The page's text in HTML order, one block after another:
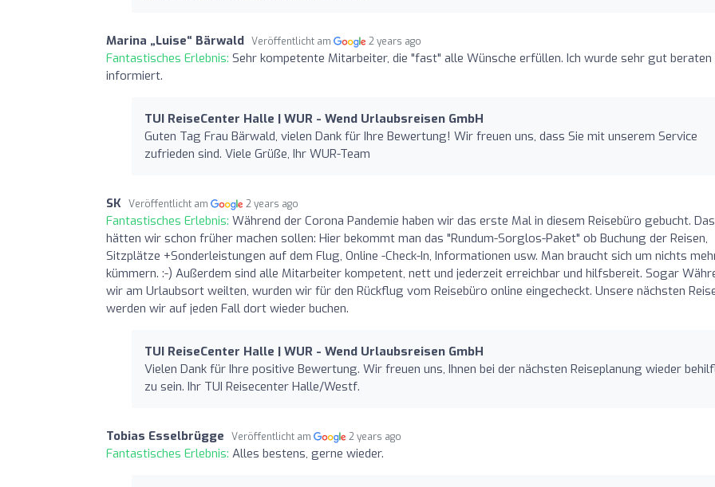
Marina „Luise“ Bärwald Veröffentlicht am 2 years ago
Fantastisches Erlebnis: Sehr kompetente Mitarbeiter, die "fast" alle Wünsche erfüllen. Ich wurde sehr gut beraten
informiert.
TUI ReiseCenter Halle | WUR - Wend Urlaubsreisen GmbH
Guten Tag Frau Bärwald, vielen Dank für Ihre Bewertung! Wir freuen uns, dass Sie mit unserem Service
zufrieden sind. Viele Grüße, Ihr WUR-Team
SK Veröffentlicht am 2 years ago
Fantastisches Erlebnis: Während der Corona Pandemie haben wir das erste Mal in diesem Reisebüro gebucht. Das
hätten wir schon früher machen sollen: Hier bekommt man das "Rundum-Sorglos-Paket" ob Buchung der Reisen,
Sitzplätze +Sonderleistungen auf dem Flug, Online -Check-In, Informationen usw. Man braucht sich um nichts
kümmern. :-) Außerdem sind alle Mitarbeiter kompetent, nett und jederzeit erreichbar und hilfsbereit. Sogar
wir am Urlaubsort weilten, wurden wir für den Rückflug vom Reisebüro online eingecheckt. Unsere nächsten
werden wir auf jeden Fall dort wieder buchen.
TUI ReiseCenter Halle | WUR - Wend Urlaubsreisen GmbH
Vielen Dank für Ihre positive Bewertung. Wir freuen uns, Ihnen bei der nächsten Reiseplanung wieder
zu sein. Ihr TUI Reisecenter Halle/Westf.
Tobias Esselbrügge Veröffentlicht am 2 years ago
Fantastisches Erlebnis: Alles bestens, gerne wieder.